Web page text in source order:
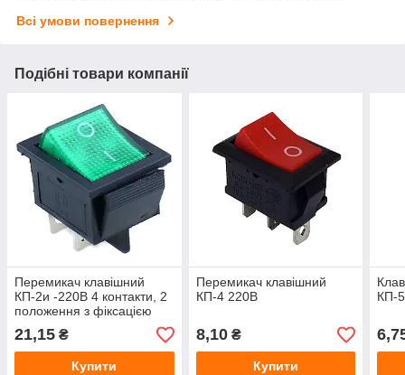
Всі умови повернення
Подібні товари компанії
Перемикач клавішний
КП-2и -220В 4 контакти, 2
положення з фіксацією
підсвічуванням, зелений
21,15 ₴
Купити
Перемикач клавішний
КП-4 220В
8,10₴
Купити
КП-